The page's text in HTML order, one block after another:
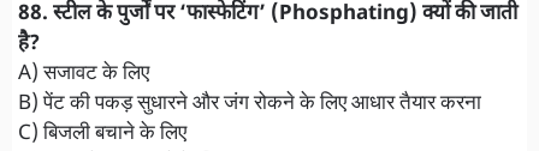
88. स्टील के पुर्जों पर ‘फास्फेटिंग’ (Phosphating) क्यों की जाती
है?
A) सजावट के लिए
B) पेंट की पकड़ सुधारने और जंग रोकने के लिए आधार तैयार करना
C) बिजली बचाने के लिए